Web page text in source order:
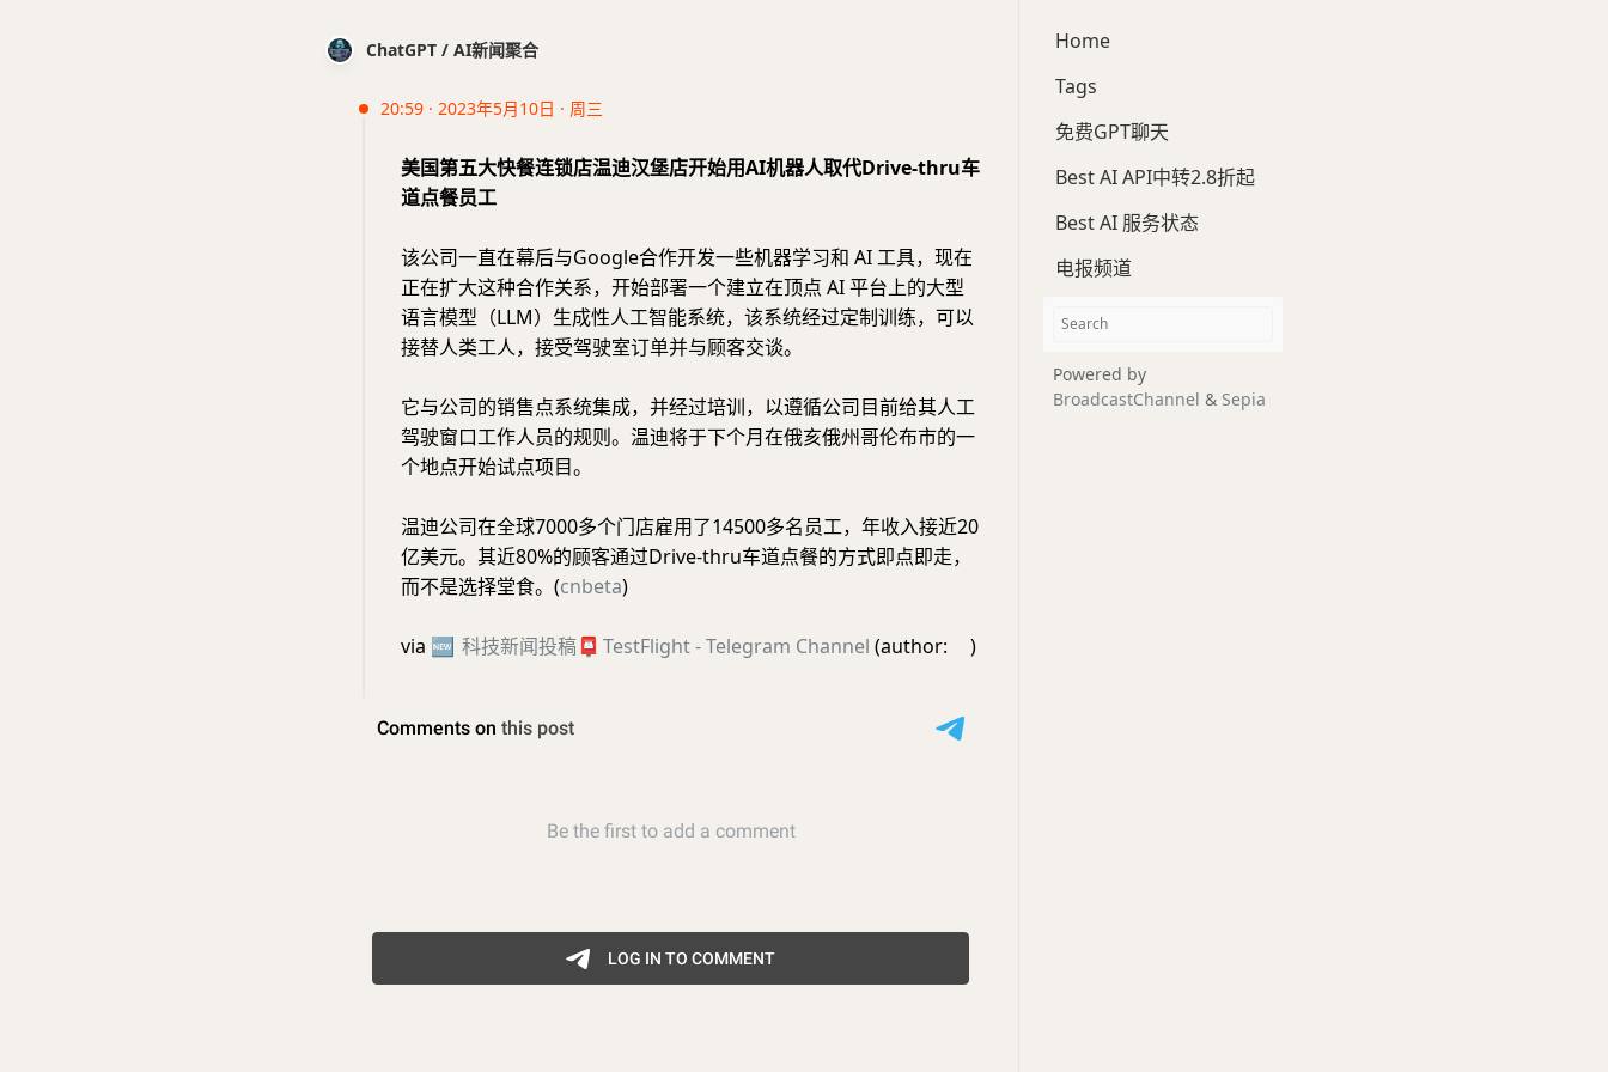
ChatGPT / AI新闻聚合
20:59 · 2023年5月10日 · 周三
美国第五大快餐连锁店温迪汉堡店开始用AI机器人取代Drive-thru车
道点餐员工
该公司一直在幕后与Google合作开发一些机器学习和 AI 工具，现在
正在扩大这种合作关系，开始部署一个建立在顶点 AI 平台上的大型
语言模型（LLM）生成性人工智能系统，该系统经过定制训练，可以
接替人类工人，接受驾驶室订单并与顾客交谈。
它与公司的销售点系统集成，并经过培训，以遵循公司目前给其人工
驾驶窗口工作人员的规则。温迪将于下个月在俄亥俄州哥伦布市的一
个地点开始试点项目。
温迪公司在全球7000多个门店雇用了14500多名员工，年收入接近20
亿美元。其近80%的顾客通过Drive-thru车道点餐的方式即点即走，
而不是选择堂食。(cnbeta)
via 🆕 科技新闻投稿📮 TestFlight - Telegram Channel (author: ㅤ)
Home
Tags
免费GPT聊天
Best AI API中转2.8折起
Best AI 服务状态
电报频道
Powered by
BroadcastChannel & Sepia